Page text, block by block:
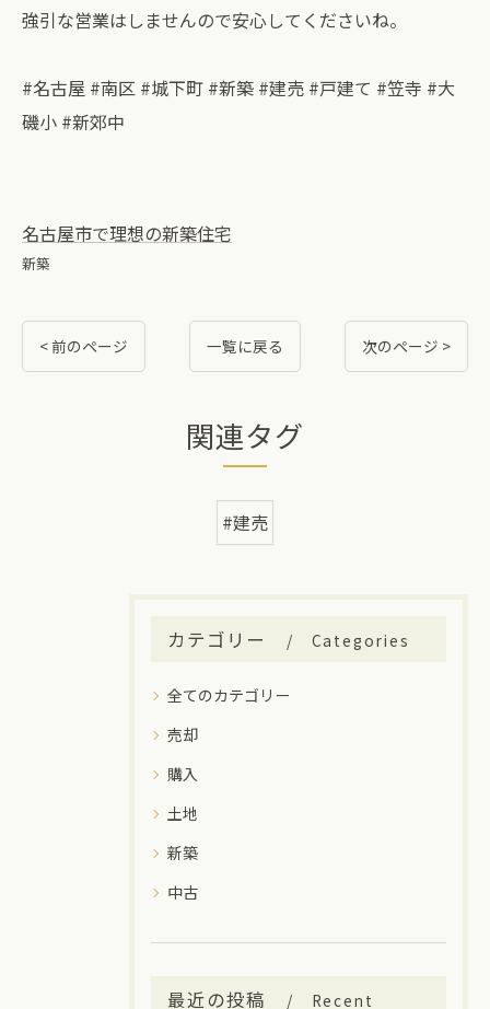
強引な営業はしませんので安心してくださいね。⁡
#名古屋 #南区 #城下町 #新築 #建売 #戸建て #笠寺 #大
磯小 #新郊中
名古屋市で理想の新築住宅
新築
< 前のページ 一覧に戻る 次のページ >
関連タグ
#建売
カテゴリー Categories
全てのカテゴリー
売却
購入
土地
新築
中古
最近の投稿
Recent